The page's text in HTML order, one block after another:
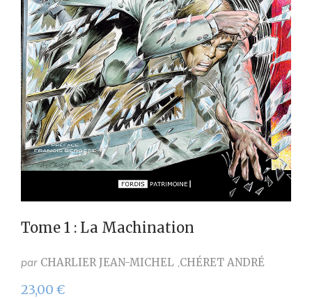
Tome 1 : La Machination
par CHARLIER JEAN-MICHEL CHÉRET ANDRÉ
23,00 €